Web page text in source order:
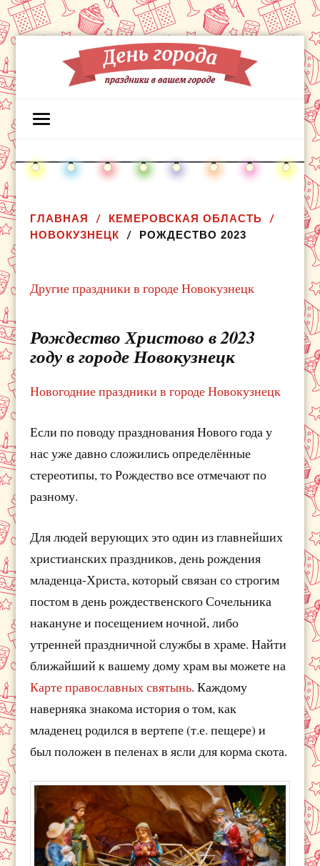
ГЛАВНАЯ
КЕМЕРОВСКАЯ ОБЛАСТЬ
НОВОКУЗНЕЦК
РОЖДЕСТВО 2023
Другие праздники в городе Новокузнецк
Рождество Христово в 2023
году в городе Новокузнецк
Новогодние праздники в городе Новокузнецк
Если по поводу празднования Нового года у
нас уже давно сложились определённые
стереотипы, то Рождество все отмечают по
разному.
Для людей верующих это один из главнейших
христианских праздников, день рождения
младенца-Христа, который связан со строгим
постом в день рождественского Сочельника
накануне и посещением ночной, либо
утренней праздничной службы в храме. Найти
ближайший к вашему дому храм вы можете на
Карте православных святынь. Каждому
наверняка знакома история о том, как
младенец родился в вертепе (т.е. пещере) и
был положен в пеленах в ясли для корма скота.